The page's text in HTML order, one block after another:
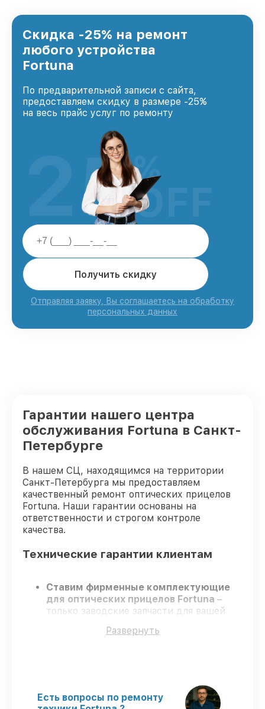
Скидка -25% на ремонт
любого устройства
Fortuna
По предварительной записи с сайта,
предоставляем скидку в размере -25%
на весь прайс услуг по ремонту
Получить скидку
Отправляя заявку, Вы соглашаетесь на обработку
персональных данных
25%
OFF
Гарантии нашего центра
обслуживания Fortuna в Санкт-
Петербурге
В нашем СЦ, находящимся на территории
Санкт-Петербурга мы предоставляем
качественный ремонт оптических прицелов
Fortuna. Наши гарантии основаны на
ответственности и строгом контроле
качества.
Технические гарантии клиентам
Ставим фирменные комплектующие
для оптических прицелов Fortuna –
только заводские запчасти для вашей
Сертифицированные инженеры
прицелов Fortuna в оговоренные сроки.
Гарантийное обслуживание– на все
Развернуть
Есть вопросы по ремонту